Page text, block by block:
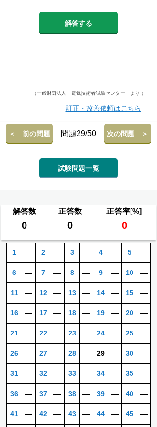
解答する
（一般財団法人 電気技術者試験センター より ）
訂正・改善依頼はこちら
＜ 前の問題 問題29/50 次の問題 ＞
試験問題一覧
解答数 正答数 正答率[%]
0 0 0
1 ―
6 ―
11 ―
16 ―
21 ―
26 ―
31 ―
36 ―
41 ―
2 ―
7 ―
12 ―
17 ―
22 ―
27 ―
32 ―
37 ―
42 ―
3 ―
8 ―
13 ―
18 ―
23 ―
28 ―
33 ―
38 ―
43 ―
4 ―
9 ―
14 ―
19 ―
24 ―
29 ―
34 ―
39 ―
44 ―
5 ―
10 ―
15 ―
20 ―
25 ―
30 ―
35 ―
40 ―
45 ―